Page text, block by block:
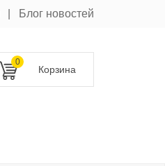
Блог новостей
0